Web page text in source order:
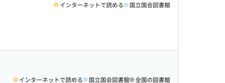
インターネットで読める 国立国会図書館
インターネットで読める 国立国会図書館 全国の図書館